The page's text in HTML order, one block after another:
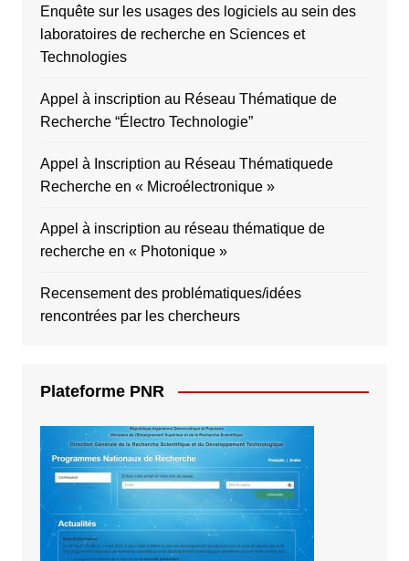
Enquête sur les usages des logiciels au sein des
laboratoires de recherche en Sciences et
Technologies
Appel à inscription au Réseau Thématique de
Recherche “Électro Technologie”
Appel à Inscription au Réseau Thématiquede
Recherche en « Microélectronique »
Appel à inscription au réseau thématique de
recherche en « Photonique »
Recensement des problématiques/idées
rencontrées par les chercheurs
Plateforme PNR